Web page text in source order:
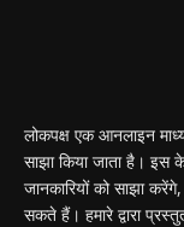
लोकपक्ष एक आनलाइन
साझा किया जाता है। इस
जानकारियों को साझा
सकते हैं। हमारे द्वारा